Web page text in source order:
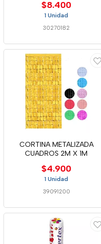
$8.400
1 Unidad
30270182
CORTINA METALIZADA
CUADROS 2M X 1M
$4.900
1 Unidad
39091200